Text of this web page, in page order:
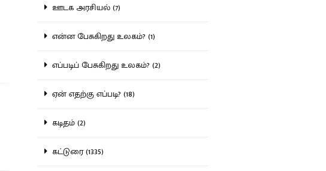
ஊடக அரசியல் (7)
என்ன பேசுகிறது உலகம்? (1)
எப்படிப் பேசுகிறது உலகம்? (2)
ஏன் எதற்கு எப்படி? (18)
கடிதம் (2)
கட்டுரை (1335)